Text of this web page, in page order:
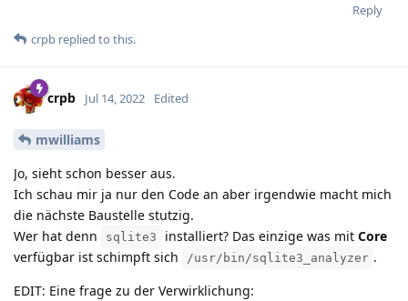
Reply
crpb replied to this.
crpb Jul 14, 2022 Edited
mwilliams
Jo, sieht schon besser aus.
Ich schau mir ja nur den Code an aber irgendwie macht mich
die nächste Baustelle stutzig.
Wer hat denn
sqlite3 installiert? Das einzige was mit Core
verfügbar ist schimpft sich
/usr/bin/sqlite3_analyzer .
EDIT: Eine frage zu der Verwirklichung: